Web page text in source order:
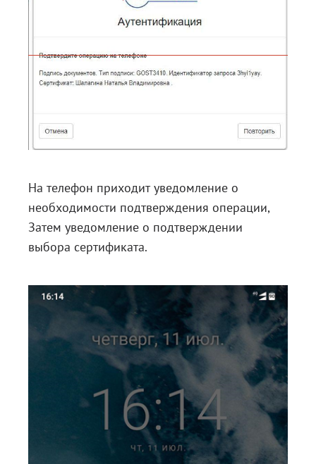
На телефон приходит уведомление о
необходимости подтверждения операции,
Затем уведомление о подтверждении
выбора сертификата.